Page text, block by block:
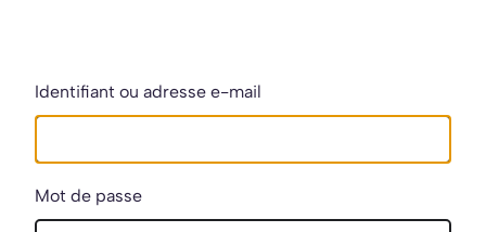
Identifiant ou adresse e-mail
Mot de passe